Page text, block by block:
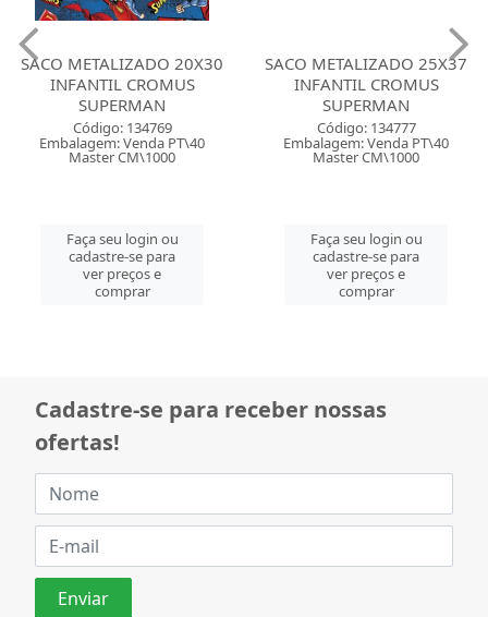
SACO METALIZADO 20X30
INFANTIL CROMUS
SUPERMAN
Código: 134769
Embalagem: Venda PT\40
Master CM\1000
Faça seu login ou
cadastre-se para
ver preços e
comprar
SACO METALIZADO 25X37
INFANTIL CROMUS
SUPERMAN
Código: 134777
Embalagem: Venda PT\40
Master CM\1000
Faça seu login ou
cadastre-se para
ver preços e
comprar
Cadastre-se para receber nossas
ofertas!